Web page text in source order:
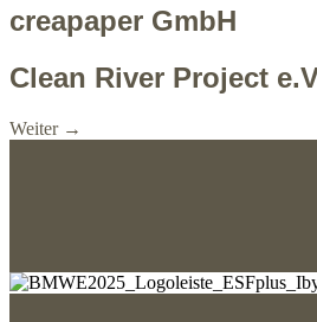
creapaper GmbH
Clean River Project
Weiter →